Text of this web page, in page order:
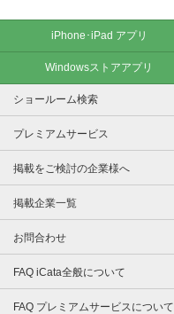
iPhone･iPad アプリ
Windowsストアアプリ
ショールーム検索
プレミアムサービス
掲載をご検討の企業様へ
掲載企業一覧
お問合わせ
FAQ iCata全般について
FAQ プレミアムサービスについて